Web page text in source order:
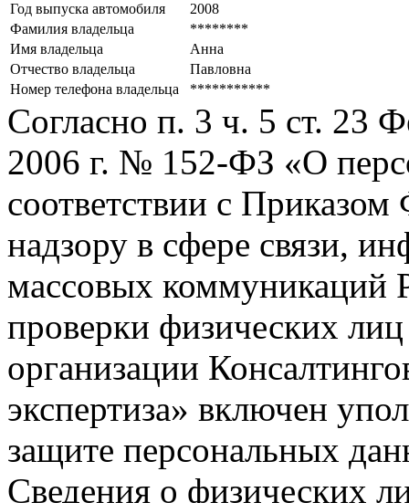
Год выпуска автомобиля
2008
Фамилия владельца
********
Имя владельца
Анна
Отчество владельца
Павловна
Номер телефона владельца
***********
Согласно п. 3 ч. 5 ст. 23
2006 г. № 152-ФЗ «О
соответствии с
надзору в сфере связи,
массовых коммуникаций
проверки физических
организации
экспертиза» включен
защите персональных
Сведения о физических